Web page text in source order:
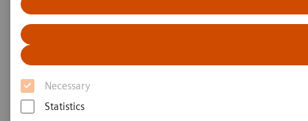
Necessary
Statistics
Comunicados de Prensa